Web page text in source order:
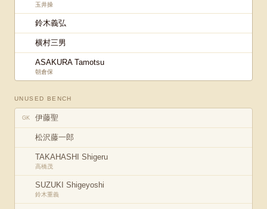
玉井操
鈴木義弘
横村三男
ASAKURA Tamotsu
朝倉保
UNUSED BENCH
GK 伊藤聖
松沢藤一郎
TAKAHASHI Shigeru
高橋茂
SUZUKI Shigeyoshi
鈴木重義